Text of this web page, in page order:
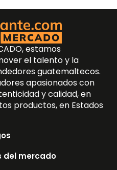
estamos
el talento y la
guatemaltecos.
apasionados con
y calidad, en
productos, en Estados
del mercado